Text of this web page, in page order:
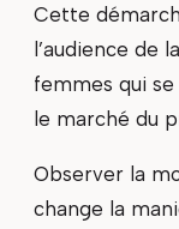
Cette
l’audience de
femmes qui
le marché du
Observer la
change la